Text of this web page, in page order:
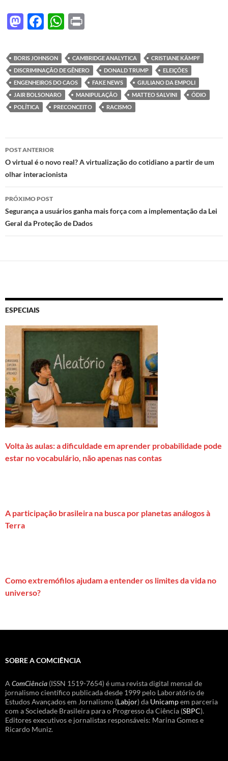
M
to
d
o
n
F
e
b
o
o
k
W
at
s
A
p
p
nt
BORIS JOHNSON CAMBRIDGE ANALYTICA
CRISTIANE KÄMPF
DISCRIMINAÇÃO DE GÊNERO
DONALD TRUMP
ELEIÇÕES
ENGENHEIROS DO CAOS
FAKE NEWS
GIULIANO DA EMPOLI
JAIR BOLSONARO
MANIPULAÇÃO MATTEO SALVINI
ÓDIO
POLÍTICA
PRECONCEITO RACISMO
Navegação
de
posts
POST ANTERIOR
O virtual é o novo real? A virtualização do cotidiano a partir de um
olhar interacionista
PRÓXIMO POST
Segurança a usuários ganha mais força com a implementação da Lei
Geral da Proteção de Dados
ESPECIAIS
Volta às aulas: a dificuldade em aprender probabilidade pode
estar no vocabulário, não apenas nas contas
A participação brasileira na busca por planetas análogos à
Terra
Como extremófilos ajudam a entender os limites da vida no
universo?
SOBRE A COMCIÊNCIA
A ComCiência (ISSN 1519-7654) é uma revista digital mensal de
jornalismo científico publicada desde 1999 pelo Laboratório de
Estudos Avançados em Jornalismo (Labjor) da Unicampem parceria
com a Sociedade Brasileira para o Progresso da Ciência (SBPC).
Editores executivos e jornalistas responsáveis: Marina Gomes e
Ricardo Muniz.